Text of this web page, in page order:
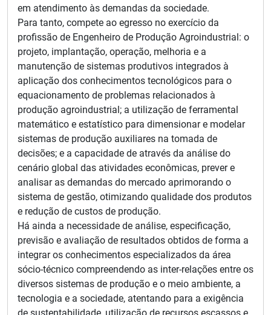
em atendimento às demandas da sociedade.
Para tanto, compete ao egresso no exercício da
profissão de Engenheiro de Produção Agroindustrial: o
projeto, implantação, operação, melhoria e a
manutenção de sistemas produtivos integrados à
aplicação dos conhecimentos tecnológicos para o
equacionamento de problemas relacionados à
produção agroindustrial; a utilização de ferramental
matemático e estatístico para dimensionar e modelar
sistemas de produção auxiliares na tomada de
decisões; e a capacidade de através da análise do
cenário global das atividades econômicas, prever e
analisar as demandas do mercado aprimorando o
sistema de gestão, otimizando qualidade dos produtos
e redução de custos de produção.
Há ainda a necessidade de análise, especificação,
previsão e avaliação de resultados obtidos de forma a
integrar os conhecimentos especializados da área
sócio-técnico compreendendo as inter-relações entre os
diversos sistemas de produção e o meio ambiente, a
tecnologia e a sociedade, atentando para a exigência